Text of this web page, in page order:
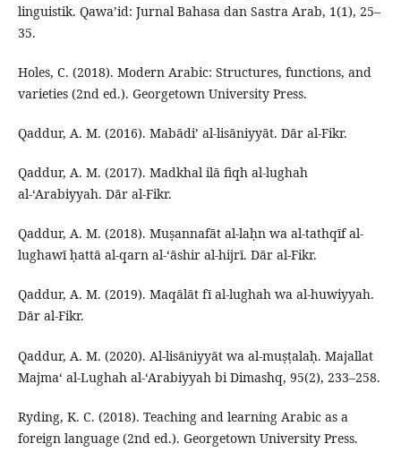
linguistik. Qawa’id: Jurnal Bahasa dan Sastra Arab, 1(1), 25–
35.
Holes, C. (2018). Modern Arabic: Structures, functions, and
varieties (2nd ed.). Georgetown University Press.
Qaddur, A. M. (2016). Mabādi’ al-lisāniyyāt. Dār al-Fikr.
Qaddur, A. M. (2017). Madkhal ilā fiqh al-lughah
al-‘Arabiyyah. Dār al-Fikr.
Qaddur, A. M. (2018). Muṣannafāt al-laḥn wa al-tathqīf al-
lughawī ḥattā al-qarn al-‘āshir al-hijrī. Dār al-Fikr.
Qaddur, A. M. (2019). Maqālāt fī al-lughah wa al-huwiyyah.
Dār al-Fikr.
Qaddur, A. M. (2020). Al-lisāniyyāt wa al-muṣṭalaḥ. Majallat
Majma‘ al-Lughah al-‘Arabiyyah bi Dimashq, 95(2), 233–258.
Ryding, K. C. (2018). Teaching and learning Arabic as a
foreign language (2nd ed.). Georgetown University Press.